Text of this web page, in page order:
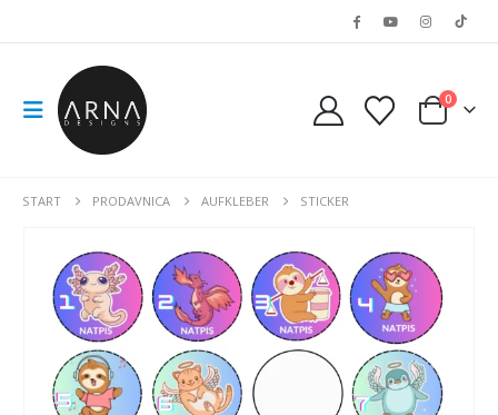
0
START PRODAVNICA AUFKLEBER STICKER